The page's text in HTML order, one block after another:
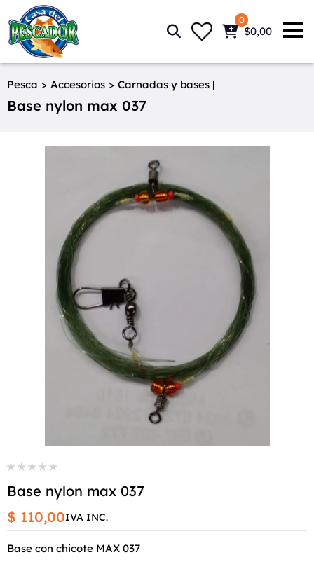
0
$0,00
Pesca > Accesorios > Carnadas y bases |
Base nylon max 037
Base nylon max 037
$ 110,00IVA INC.
Base con chicote MAX 037